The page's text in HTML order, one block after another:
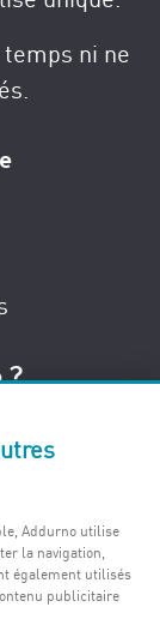
ni ne
?
la côte.
savent où
précieux.
Addurno utilise
la navigation,
également utilisés
publicitaire